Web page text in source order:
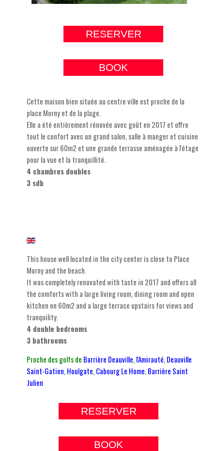
RESERVER
BOOK
Cette maison bien située au centre ville est proche de la
place Morny et de la plage.
Elle a été entièrement rénovée avec goût en 2017 et offre
tout le confort avec un grand salon, salle à manger et cuisine
ouverte sur 60m2 et une grande terrasse aménagée à l'étage
pour la vue et la tranquillité.
4 chambres doubles
3 sdb
This house well located in the city center is close to Place
Morny and the beach.
It was completely renovated with taste in 2017 and offers all
the comforts with a large living room, dining room and open
kitchen on 60m2 and a large terrace upstairs for views and
tranquility.
4 double bedrooms
3 bathrooms
Proche des golfs de Barrière Deauville,l'Amirauté,Deauville
Saint-Gatien,Houlgate,Cabourg Le Home,Barrière Saint
Julien
RESERVER
BOOK